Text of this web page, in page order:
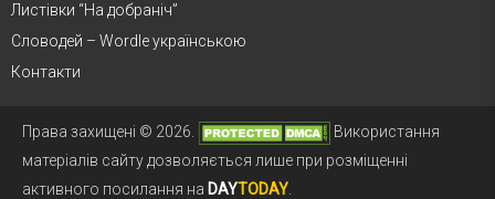
Листівки “На добраніч”
Словодей – Wordle українською
Контакти
Права захищені © 2026.
Використання
матеріалів сайту дозволяється лише при розміщенні
активного посилання на DAYTODAY